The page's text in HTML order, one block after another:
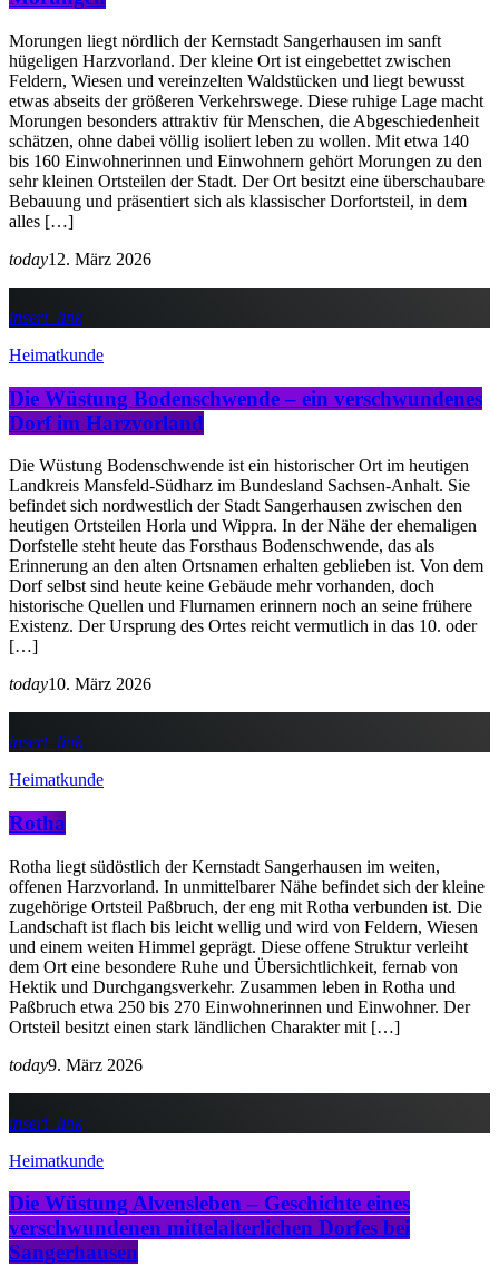
Morungen liegt nördlich der Kernstadt Sangerhausen im sanft
hügeligen Harzvorland. Der kleine Ort ist eingebettet zwischen
Feldern, Wiesen und vereinzelten Waldstücken und liegt bewusst
etwas abseits der größeren Verkehrswege. Diese ruhige Lage macht
Morungen besonders attraktiv für Menschen, die Abgeschiedenheit
schätzen, ohne dabei völlig isoliert leben zu wollen. Mit etwa 140
bis 160 Einwohnerinnen und Einwohnern gehört Morungen zu den
sehr kleinen Ortsteilen der Stadt. Der Ort besitzt eine überschaubare
Bebauung und präsentiert sich als klassischer Dorfortsteil, in dem
alles […]
today12. März 2026
insert_link
Heimatkunde
Die Wüstung Bodenschwende – ein verschwundenes
Dorf im Harzvorland
Die Wüstung Bodenschwende ist ein historischer Ort im heutigen
Landkreis Mansfeld-Südharz im Bundesland Sachsen-Anhalt. Sie
befindet sich nordwestlich der Stadt Sangerhausen zwischen den
heutigen Ortsteilen Horla und Wippra. In der Nähe der ehemaligen
Dorfstelle steht heute das Forsthaus Bodenschwende, das als
Erinnerung an den alten Ortsnamen erhalten geblieben ist. Von dem
Dorf selbst sind heute keine Gebäude mehr vorhanden, doch
historische Quellen und Flurnamen erinnern noch an seine frühere
Existenz. Der Ursprung des Ortes reicht vermutlich in das 10. oder
[…]
today10. März 2026
insert_link
Heimatkunde
Rotha
Rotha liegt südöstlich der Kernstadt Sangerhausen im weiten,
offenen Harzvorland. In unmittelbarer Nähe befindet sich der kleine
zugehörige Ortsteil Paßbruch, der eng mit Rotha verbunden ist. Die
Landschaft ist flach bis leicht wellig und wird von Feldern, Wiesen
und einem weiten Himmel geprägt. Diese offene Struktur verleiht
dem Ort eine besondere Ruhe und Übersichtlichkeit, fernab von
Hektik und Durchgangsverkehr. Zusammen leben in Rotha und
Paßbruch etwa 250 bis 270 Einwohnerinnen und Einwohner. Der
Ortsteil besitzt einen stark ländlichen Charakter mit […]
today9. März 2026
insert_link
Heimatkunde
Die Wüstung Alvensleben – Geschichte eines
verschwundenen mittelalterlichen Dorfes bei
Sangerhausen